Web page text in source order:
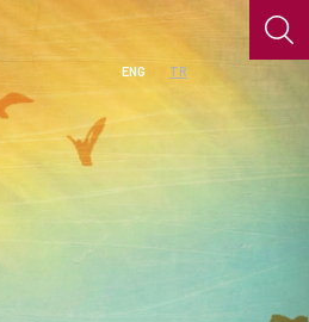
ENG TR